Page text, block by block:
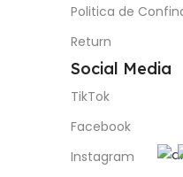
Politica de
Return
Social Media
TikTok
Facebook
Instagram